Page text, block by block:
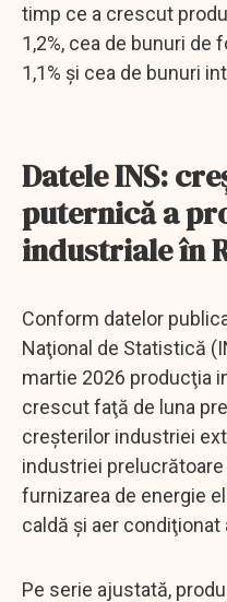
timp ce a crescut
1,2%, cea de bunuri
1,1% şi cea de bunuri
Datele INS:
puternică a
industriale în
Conform datelor
Naţional de Statistică
martie 2026 producţia
crescut faţă de luna
creşterilor industriei
industriei prelucrătoare
furnizarea de energie
caldă şi aer condiţionat
Pe serie ajustată,